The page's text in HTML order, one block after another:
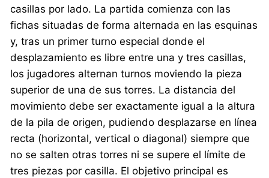
casillas por lado. La partida comienza con las
fichas situadas de forma alternada en las esquinas
y, tras un primer turno especial donde el
desplazamiento es libre entre una y tres casillas,
los jugadores alternan turnos moviendo la pieza
superior de una de sus torres. La distancia del
movimiento debe ser exactamente igual a la altura
de la pila de origen, pudiendo desplazarse en línea
recta (horizontal, vertical o diagonal) siempre que
no se salten otras torres ni se supere el límite de
tres piezas por casilla. El objetivo principal es